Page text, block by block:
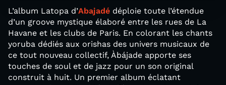
L’album Latopa d’Abajadé déploie toute l’étendue
d’un groove mystique élaboré entre les rues de La
Havane et les clubs de Paris. En colorant les chants
yoruba dédiés aux orishas des univers musicaux de
ce tout nouveau collectif, Àbájade apporte ses
touches de soul et de jazz pour un son original
construit à huit. Un premier album éclatant